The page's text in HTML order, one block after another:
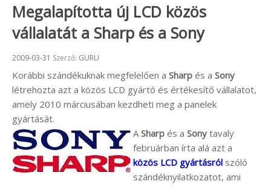
Megalapította új LCD közös
vállalatát a Sharp és a Sony
Beküldve:
2009-03-31 Szerző: GURU
Korábbi szándékuknak megfelelően a Sharp és a Sony
létrehozta azt a közös LCD gyártó és értékesítő vállalatot,
amely 2010 márciusában kezdheti meg a panelek
gyártását.
A Sharp és a Sony tavaly
februárban írta alá azt a
közös LCD gyártásról szóló
szándéknyilatkozatot, ami